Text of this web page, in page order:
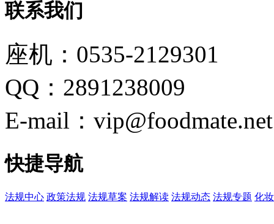
联系我们
座机：0535-2129301
QQ：2891238009
E-mail：vip@foodmate.net
快捷导航
法规中心 政策法规 法规草案 法规解读 法规动态 法规专题 化